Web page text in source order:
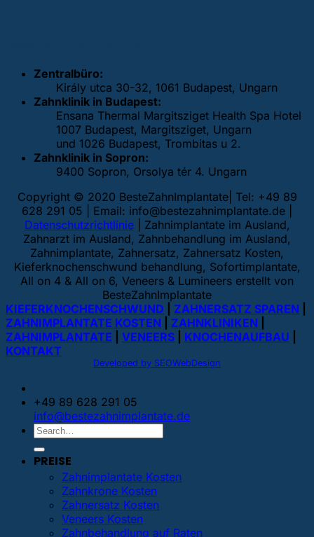
Zentralbüro:
Király utca 30-32, 1061 Budapest, Ungarn
Zahnklinik in Budapest:
Ensana Thermal Margitsziget Health Spa Hotel
1007 Budapest, Margitsziget, Ungarn
und 1026 Budapest, Trombitas u 2.
Zahnklinik in Sopron:
9400 Sopron, Orsolya tér 4. Ungarn
Copyright © 2020 BesteZahnImplantate| Tel: +49 89
628 291 05 | Email: info@bestezahnimplantate.de
Datenschutzrichtlinie| Zahnimplantate im Ausland,
Zahnarzt im Ausland, Zahnbehandlung im Ausland,
Zahnimplantate, Zahnersatz, Zahnersatz Kosten,
Kieferknochenschwund behandlung, Sofortimplantate,
All on 4 & All on 6, Veneers & Lumineers erstellt von
BesteZahnImplantate
KIEFERKNOCHENSCHWUND
ZAHNERSATZ SPAREN
ZAHNIMPLANTATE KOSTEN
ZAHNKLINIKEN
ZAHNIMPLANTATE
VENEERS KNOCHENAUFBAU
KONTAKT
Developed by SEOWebDesign
+49 89 628 291 05
info@bestezahnimplantate.de
PREISE
Zahnimplantate Kosten
Zahnkrone Kosten
Zahnersatz Kosten
Veneers Kosten
Zahnbehandlung auf Raten